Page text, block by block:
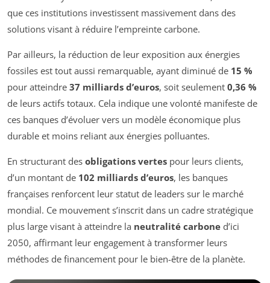
que ces institutions investissent massivement dans des
solutions visant à réduire l’empreinte carbone.
Par ailleurs, la réduction de leur exposition aux énergies
fossiles est tout aussi remarquable, ayant diminué de 15 %
pour atteindre 37 milliards d’euros, soit seulement 0,36 %
de leurs actifs totaux. Cela indique une volonté manifeste de
ces banques d’évoluer vers un modèle économique plus
durable et moins reliant aux énergies polluantes.
En structurant des obligations vertes pour leurs clients,
d’un montant de 102 milliards d’euros, les banques
françaises renforcent leur statut de leaders sur le marché
mondial. Ce mouvement s’inscrit dans un cadre stratégique
plus large visant à atteindre la neutralité carbone d’ici
2050, affirmant leur engagement à transformer leurs
méthodes de financement pour le bien-être de la planète.